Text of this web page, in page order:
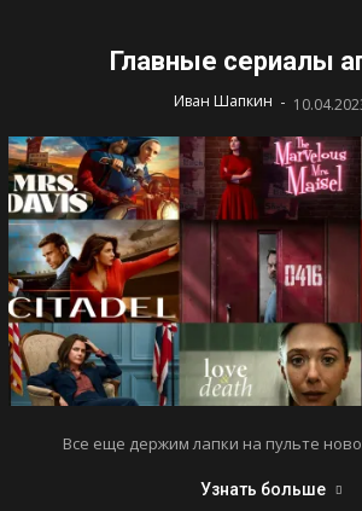
Главные сериалы
Иван Шапкин -
Все еще держим лапки на пульте
Узнать больше